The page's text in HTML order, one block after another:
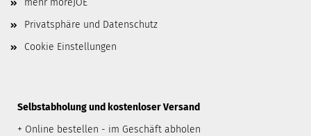
mehr moreJOE
Privatsphäre und Datenschutz
Cookie Einstellungen
​Selbstabholung und kostenloser Versand
+ Online bestellen - im Geschäft abholen